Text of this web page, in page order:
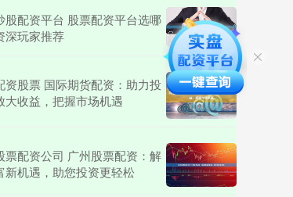
股配资平台 股票配资平台选哪
深玩家推荐
资股票 国际期货配资：助力投
大收益，把握市场机遇
票配资公司 广州股票配资：解
新机遇，助您投资更轻松